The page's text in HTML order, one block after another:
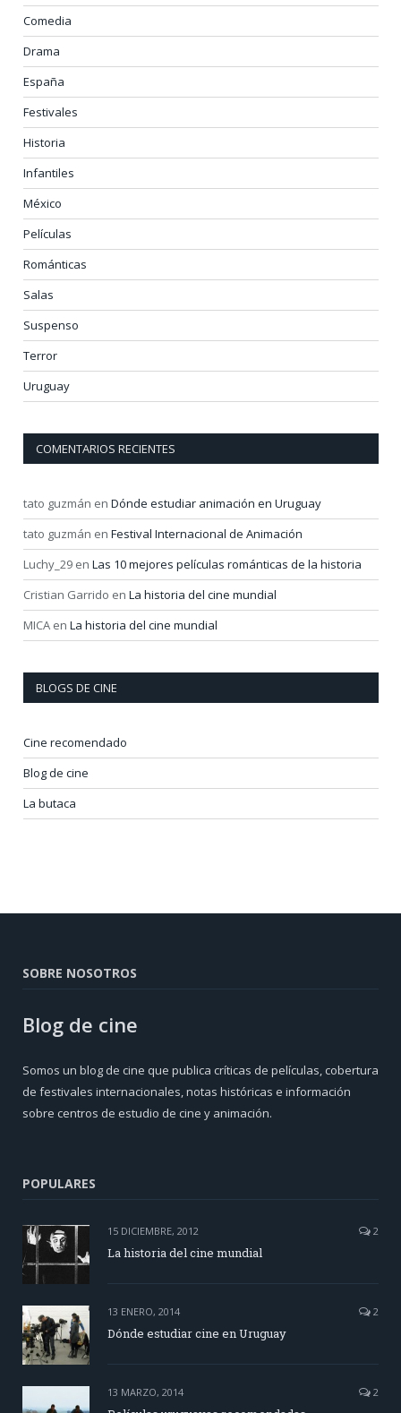
Comedia
Drama
España
Festivales
Historia
Infantiles
México
Películas
Románticas
Salas
Suspenso
Terror
Uruguay
COMENTARIOS RECIENTES
tato guzmán en Dónde estudiar animación en Uruguay
tato guzmán en Festival Internacional de Animación
Luchy_29 en Las 10 mejores películas románticas de la historia
Cristian Garrido en La historia del cine mundial
MICA en La historia del cine mundial
BLOGS DE CINE
Cine recomendado
Blog de cine
La butaca
SOBRE NOSOTROS
Blog de cine
Somos un blog de cine que publica críticas de películas, cobertura
de festivales internacionales, notas históricas e información
sobre centros de estudio de cine y animación.
POPULARES
15 DICIEMBRE, 2012 2
La historia del cine mundial
13 ENERO, 2014 2
Dónde estudiar cine en Uruguay
13 MARZO, 2014 2